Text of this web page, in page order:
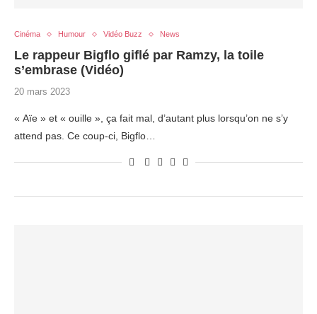
Cinéma Humour Vidéo Buzz News
Le rappeur Bigflo giflé par Ramzy, la toile
s’embrase (Vidéo)
20 mars 2023
« Aïe » et « ouille », ça fait mal, d’autant plus lorsqu’on ne s’y
attend pas. Ce coup-ci, Bigflo…